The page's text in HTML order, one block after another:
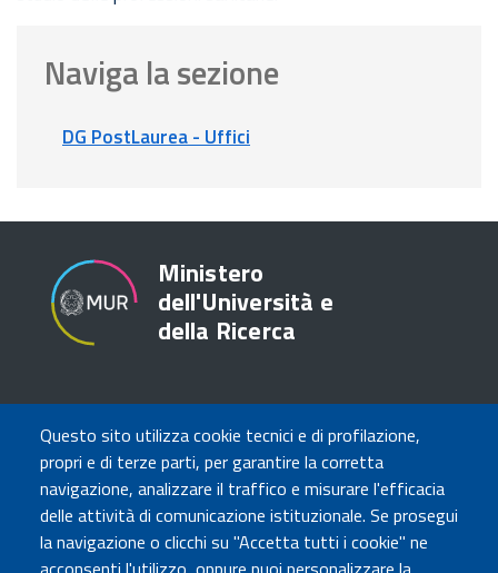
Questo sito utilizza cookie tecnici e di profilazione,
propri e di terze parti, per garantire la corretta
navigazione, analizzare il traffico e misurare l'efficacia
delle attività di comunicazione istituzionale. Se prosegui
la navigazione o clicchi su "Accetta tutti i cookie" ne
Naviga la sezione
DG PostLaurea - Uffici
Ministero
dell'Università e
della Ricerca
TRASPARENZA
Amministrazione Trasparente
Atti di notifica
Albo online
Concorsi